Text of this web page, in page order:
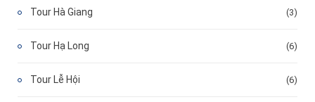
Tour Hà Giang (3)
Tour Hạ Long (6)
Tour Lễ Hội (6)